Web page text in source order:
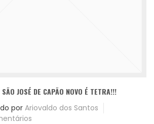
SÃO JOSÉ DE CAPÃO NOVO É TETRA!!!
por Ariovaldo dos Santos